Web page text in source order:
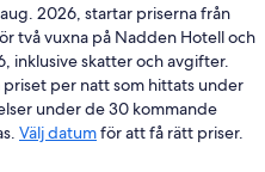
2026, startar priserna från
två vuxna på Nadden Hotell och
inklusive skatter och avgifter.
priset per natt som hittats under
under de 30 kommande
Välj datumför att få rätt priser.